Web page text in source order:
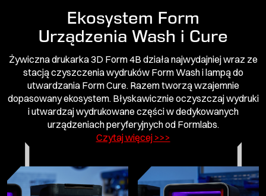
Ekosystem Form
Urządzenia Wash i Cure
Żywiczna drukarka 3D Form 4B działa najwydajniej wraz ze
stacją czyszczenia wydruków Form Wash i lampą do
utwardzania Form Cure. Razem tworzą wzajemnie
dopasowany ekosystem. Błyskawicznie oczyszczaj wydruki
i utwardzaj wydrukowane części w dedykowanych
urządzeniach peryferyjnych od Formlabs.
Czytaj więcej >>>